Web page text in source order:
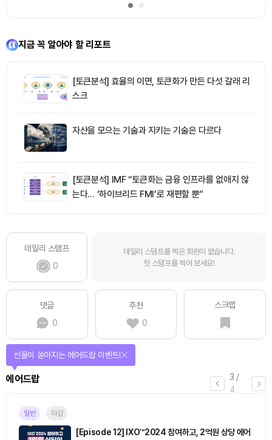
지금 꼭 알아야 할 리포트
[토큰분석] 효율의 이면, 토큰화가 만든 다섯 갈래 리
스크
자산을 모으는 기술과 지키는 기술은 다르다
[토큰분석] IMF “토큰화는 금융 인프라를 없애지 않
는다… ‘하이브리드 FMI’로 재편할 뿐”
데일리 스탬프
0
데일리 스탬프를 찍은 회원이 없습니다.
첫 스탬프를 찍어 보세요!
댓글
0
추천
0
스크랩
3 /
4
에어드랍
선물이 쏟아지는 에어드랍 이벤트!
일반 마감
[Episode 12] IXO™2024 참여하고, 2억원 상당 에어